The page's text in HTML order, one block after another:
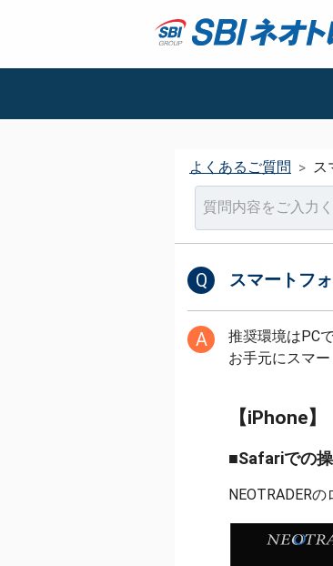
よくあるご質問 > ス
Q スマートフ
A
推奨環境はPCで
お手元にスマ
【iPhone】
■Safariでの
NEOTRADER